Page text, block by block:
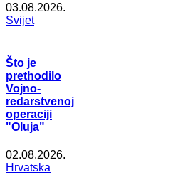
03.08.2026.
Svijet
Što je
prethodilo
Vojno-
redarstvenoj
operaciji
"Oluja"
02.08.2026.
Hrvatska